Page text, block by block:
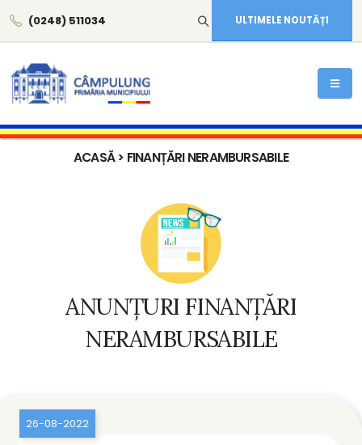
(0248) 511034 ULTIMELE NOUTĂȚI
ACASĂ> FINANȚĂRI NERAMBURSABILE
ANUNȚURI FINANȚĂRI
NERAMBURSABILE
26-08-2022